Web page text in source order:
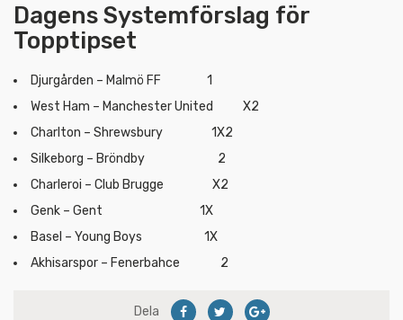
Dagens Systemförslag för
Topptipset
Djurgården – Malmö FF 1
West Ham – Manchester United X2
Charlton – Shrewsbury 1X2
Silkeborg – Bröndby 2
Charleroi – Club Brugge X2
Genk – Gent 1X
Basel – Young Boys 1X
Akhisarspor – Fenerbahce 2
Dela